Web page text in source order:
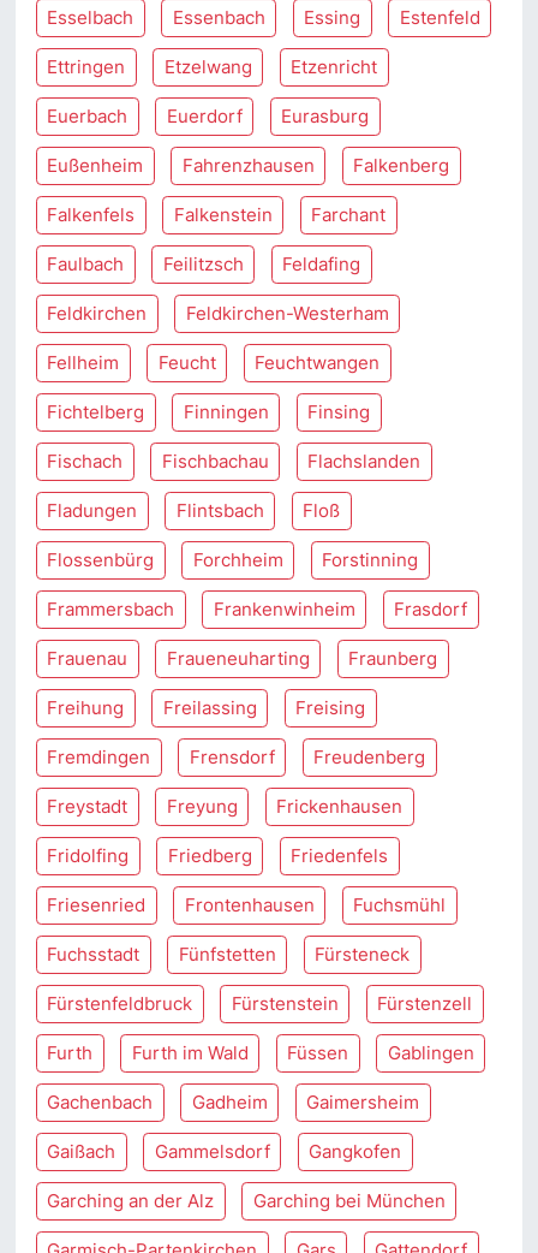
Esselbach Essenbach Essing Estenfeld
Ettringen Etzelwang Etzenricht
Euerbach Euerdorf Eurasburg
Eußenheim Fahrenzhausen Falkenberg
Falkenfels Falkenstein Farchant
Faulbach Feilitzsch Feldafing
Feldkirchen Feldkirchen-Westerham
Fellheim Feucht Feuchtwangen
Fichtelberg Finningen Finsing
Fischach Fischbachau Flachslanden
Fladungen Flintsbach Floß
Flossenbürg Forchheim Forstinning
Frammersbach Frankenwinheim Frasdorf
Frauenau Fraueneuharting Fraunberg
Freihung Freilassing Freising
Fremdingen Frensdorf Freudenberg
Freystadt Freyung Frickenhausen
Fridolfing Friedberg Friedenfels
Friesenried Frontenhausen Fuchsmühl
Fuchsstadt Fünfstetten Fürsteneck
Fürstenfeldbruck Fürstenstein Fürstenzell
Furth Furth im Wald Füssen Gablingen
Gachenbach Gadheim Gaimersheim
Gaißach Gammelsdorf Gangkofen
Garching an der Alz Garching bei München